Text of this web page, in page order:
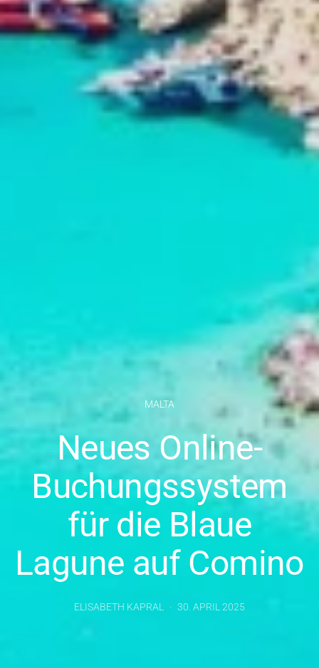
MALTA
Neues Online-
Buchungssystem
für die Blaue
Lagune auf Comino
ELISABETH KAPRAL 30. APRIL 2025